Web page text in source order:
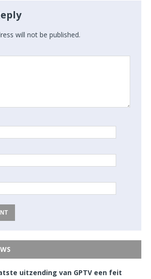
will not be published.
uitzending van GPTV een feit